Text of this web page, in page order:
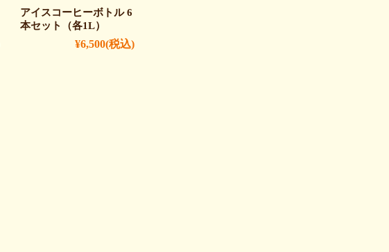
アイスコーヒーボトル 6
本セット（各1L）
¥6,500(税込)